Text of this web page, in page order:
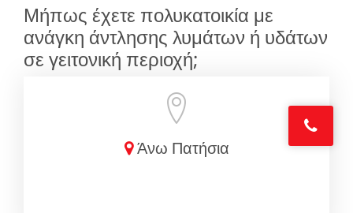
Μήπως έχετε πολυκατοικία με
ανάγκη άντλησης λυμάτων ή υδάτων
σε γειτονική περιοχή;
Άνω Πατήσια